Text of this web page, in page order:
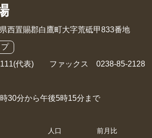
西置賜郡白鷹町大字荒砥甲833番地
代表) ファックス 0238-85-2128
30分から午後5時15分まで
人口 前月比